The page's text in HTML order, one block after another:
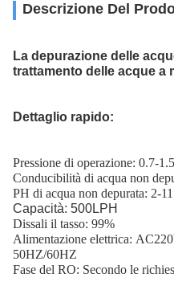
Descrizione Del
La depurazione delle
trattamento delle acque a
Dettaglio rapido:
Pressione di operazione: 0.7-
Conducibilità di acqua non
PH di acqua non depurata: 2-11
Capacità: 500LPH
Dissali il tasso: 99%
Alimentazione elettrica:
50HZ/60HZ
Fase del RO: Secondo le